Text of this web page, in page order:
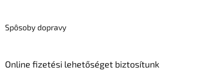
Spôsoby dopravy
Online fizetési lehetőséget biztosítunk